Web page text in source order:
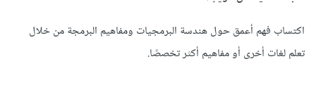
اكتساب فهم أعمق حول هندسة البرمجيات ومفاهيم البرمجة من خلال
تعلم لغات أخرى أو مفاهيم أكثر تخصصًا.